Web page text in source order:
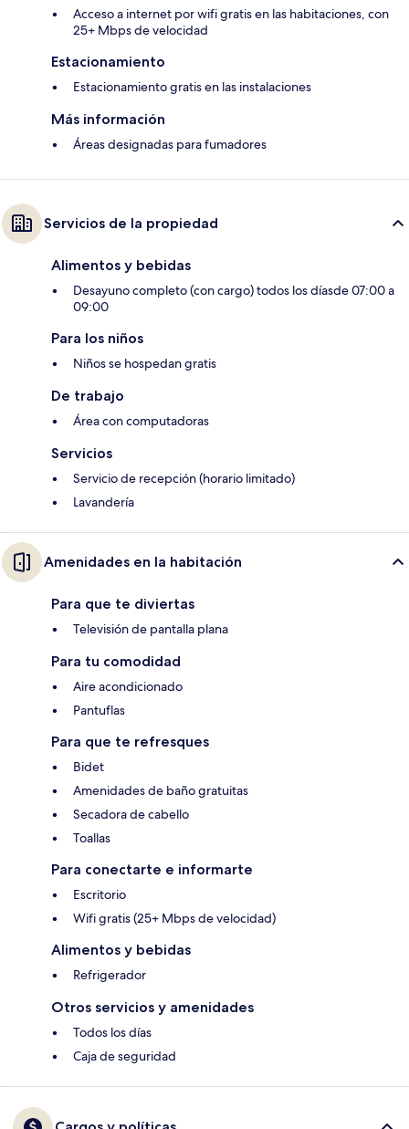
Acceso a internet por wifi gratis en las habitaciones, con
25+ Mbps de velocidad
Estacionamiento
Estacionamiento gratis en las instalaciones
Más información
Áreas designadas para fumadores
Servicios de la propiedad
Alimentos y bebidas
Desayuno completo (con cargo) todos los díasde 07:00 a
09:00
Para los niños
Niños se hospedan gratis
De trabajo
Área con computadoras
Servicios
Servicio de recepción (horario limitado)
Lavandería
Amenidades en la habitación
Para que te diviertas
Televisión de pantalla plana
Para tu comodidad
Aire acondicionado
Pantuflas
Para que te refresques
Bidet
Amenidades de baño gratuitas
Secadora de cabello
Toallas
Para conectarte e informarte
Escritorio
Wifi gratis (25+ Mbps de velocidad)
Alimentos y bebidas
Refrigerador
Otros servicios y amenidades
Todos los días
Caja de seguridad